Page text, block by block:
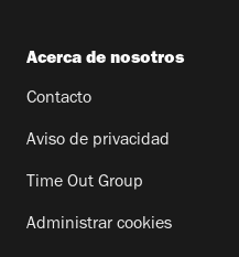
Acerca de nosotros
Contacto
Aviso de privacidad
Time Out Group
Administrar cookies